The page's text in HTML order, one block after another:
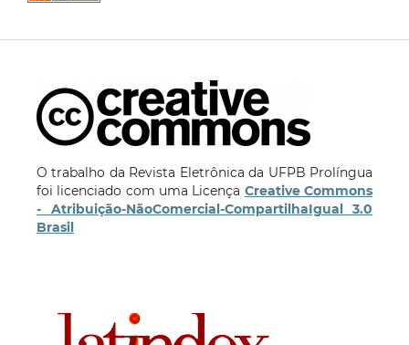
O trabalho da Revista Eletrônica da UFPB Prolíngua
foi licenciado com uma Licença Creative Commons
- Atribuição-NãoComercial-CompartilhaIgual 3.0
Brasil